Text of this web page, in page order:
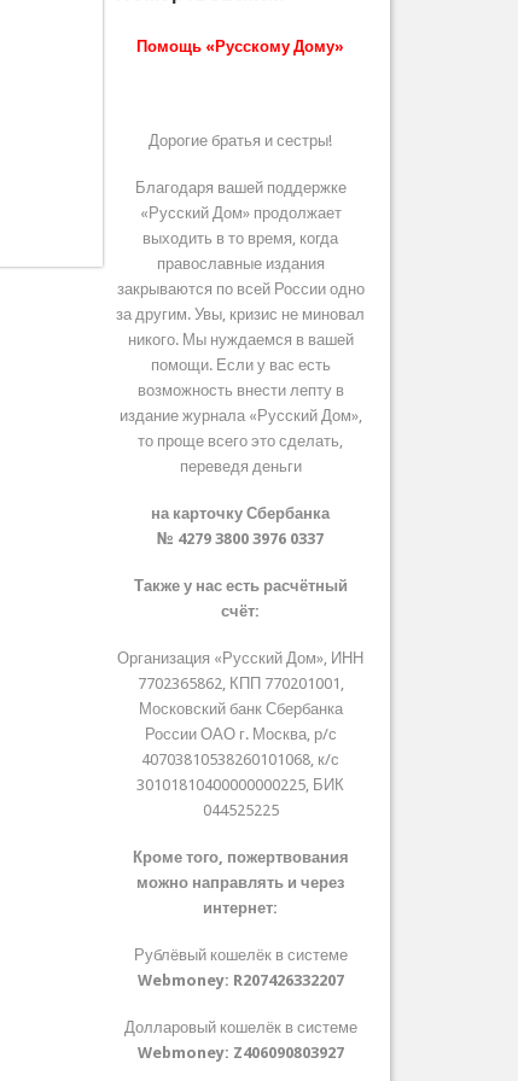
Помощь «Русскому Дому»
Дорогие братья и сестры!
Благодаря вашей поддержке
«Русский Дом» продолжает
выходить в то время, когда
православные издания
закрываются по всей России одно
за другим. Увы, кризис не миновал
никого. Мы нуждаемся в вашей
помощи. Если у вас есть
возможность внести лепту в
издание журнала «Русский Дом»,
то проще всего это сделать,
переведя деньги
на карточку Сбербанка
№ 4279 3800 3976 0337
Также у нас есть расчётный
счёт:
Организация «Русский Дом», ИНН
7702365862, КПП 770201001,
Московский банк Сбербанка
России ОАО г. Москва, р/с
40703810538260101068, к/с
30101810400000000225, БИК
044525225
Кроме того, пожертвования
можно направлять и через
интернет:
Рублёвый кошелёк в системе
Webmoney: R207426332207
Долларовый кошелёк в системе
Webmoney: Z406090803927